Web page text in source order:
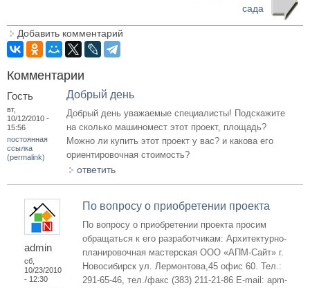
сада
Добавить комментарий
Комментарии
Гость
вт,
10/12/2010 -
15:56
постоянная
ссылка
(permalink)
Добрый день
Добрый день уважаемые специалисты! Подскажите
на сколько машиномест этот проект, площадь?
Можно ли купить этот проект у вас? и какова его
ориентировочная стоимость?
ответить
admin
сб,
10/23/2010
- 12:30
По вопросу о приобретении проекта
По вопросу о приобретении проекта просим
обращаться к его разработчикам: Архитектурно-
планировочная мастерская ООО «АПМ-Сайт» г.
Новосибирск ул. Лермонтова,45 офис 60. Тел.:
291-65-46, тел./факс (383) 211-21-86 E-mail: apm-